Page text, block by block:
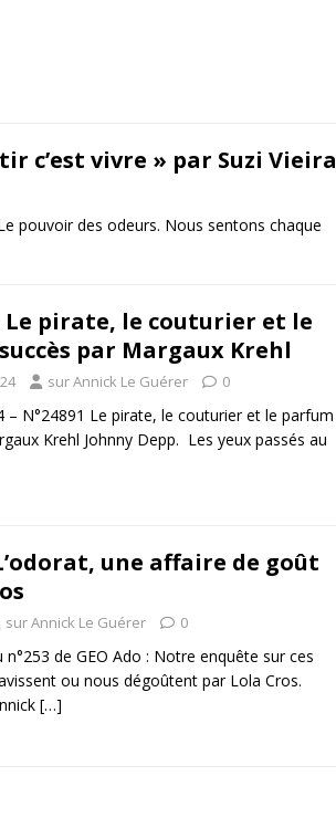
c’est vivre » par Suzi Vieira
pouvoir des odeurs. Nous sentons chaque
: Le pirate, le couturier et le
par Margaux Krehl
sur Annick Le Guérer 0
– N°24891 Le pirate, le couturier et le parfum
Krehl Johnny Depp. Les yeux passés au
une affaire de goût
sur Annick Le Guérer 0
de GEO Ado : Notre enquête sur ces
ou nous dégoûtent par Lola Cros.
[…]